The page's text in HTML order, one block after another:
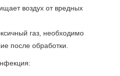
воздух от вредных
газ, необходимо
после обработки.